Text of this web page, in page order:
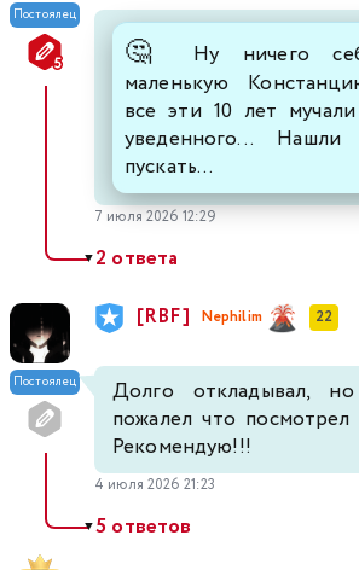
Постоялец
🤔
Ну ничего
маленькую
все эти 10 лет
уведенного...
пускать...
7 июля 2026 12:29
▼2 ответа
Постоялец
[RBF] Nephilim 22
Долго откладывал,
пожалел что
Рекомендую!!!
4 июля 2026 21:23
▼5 ответов